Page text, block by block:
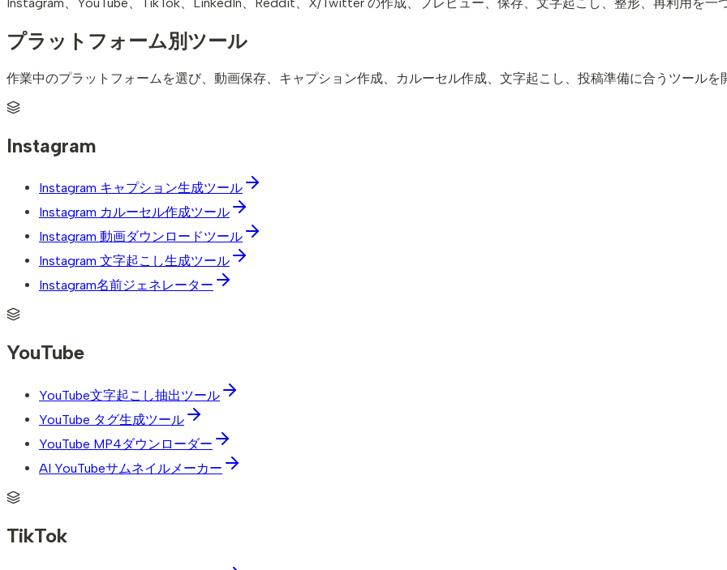
プラットフォーム別ツール
作業中のプラットフォームを選び、動画保存、キャプション作成、カルーセル作成、文字起こし、投稿準備に合うツールを
Instagram
Instagram キャプション生成ツール
Instagram カルーセル作成ツール
Instagram 動画ダウンロードツール
Instagram 文字起こし生成ツール
Instagram名前ジェネレーター
YouTube
YouTube文字起こし抽出ツール
YouTube タグ生成ツール
YouTube MP4ダウンローダー
AI YouTubeサムネイルメーカー
TikTok